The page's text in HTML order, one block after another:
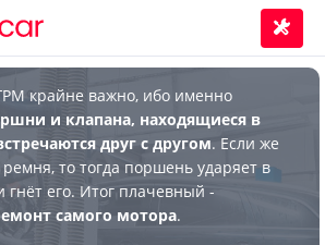
крайне важно, ибо именно
и клапана, находящиеся в
друг с другом. Если же
то тогда поршень ударяет в
его. Итог плачевный -
самого мотора.